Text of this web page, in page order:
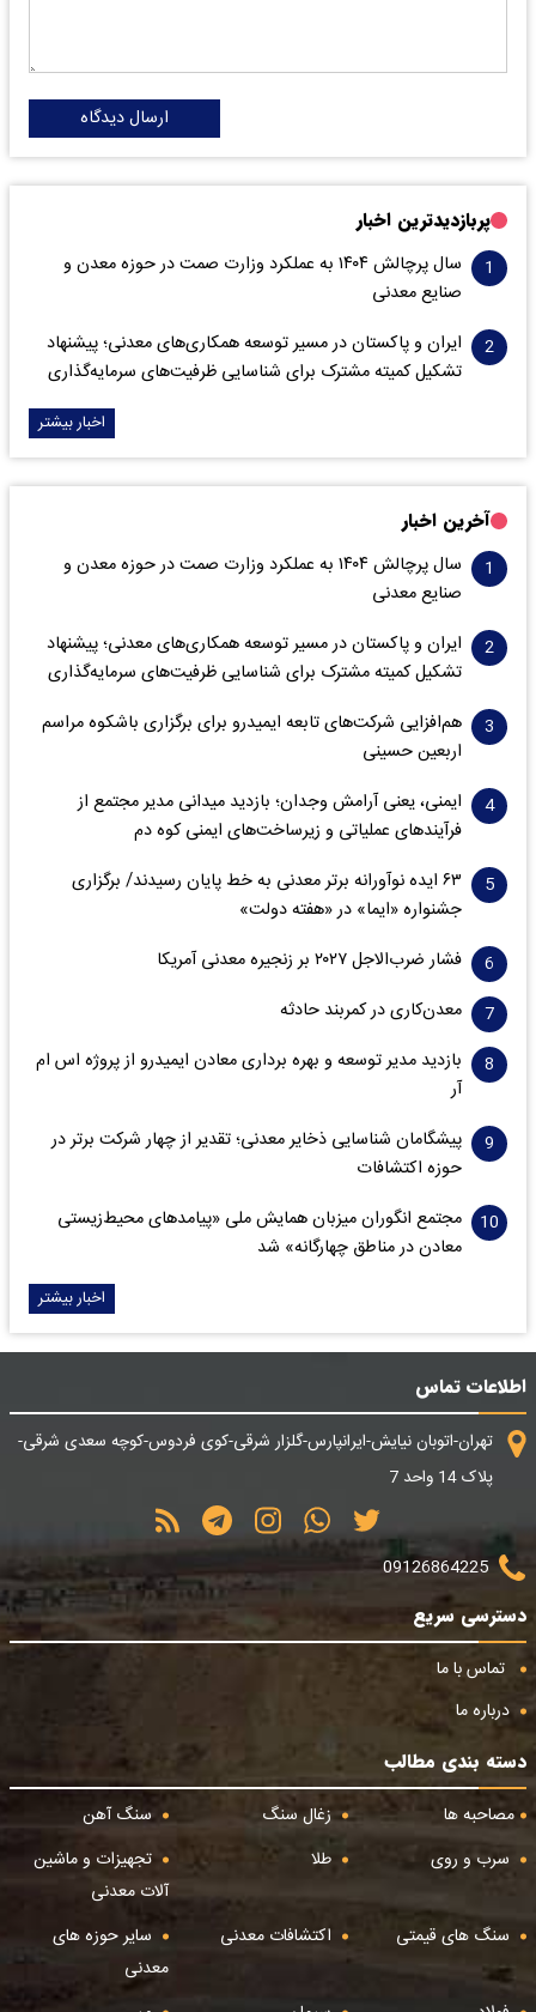
ارسال دیدگاه
پربازدیدترین اخبار
سال پرچالش ۱۴۰۴ به عملکرد وزارت صمت در حوزه معدن و
صنایع معدنی
ایران و پاکستان در مسیر توسعه همکاری‌های معدنی؛ پیشنهاد
تشکیل کمیته مشترک برای شناسایی ظرفیت‌های سرمایه‌گذاری
اخبار بیشتر
آخرین اخبار
سال پرچالش ۱۴۰۴ به عملکرد وزارت صمت در حوزه معدن و
صنایع معدنی
ایران و پاکستان در مسیر توسعه همکاری‌های معدنی؛ پیشنهاد
تشکیل کمیته مشترک برای شناسایی ظرفیت‌های سرمایه‌گذاری
هم‌افزایی شرکت‌های تابعه ایمیدرو برای برگزاری باشکوه مراسم
اربعین حسینی
ایمنی، یعنی آرامش وجدان؛ بازدید میدانی مدیر مجتمع از
فرآیندهای عملیاتی و زیرساخت‌های ایمنی کوه دم
۶۳ ایده نوآورانه برتر معدنی به خط پایان رسیدند/ برگزاری
جشنواره «ایما» در «هفته دولت»
فشار ضرب‌الاجل ۲۰۲۷ بر زنجیره معدنی آمریکا
معدن‌کاری در کمربند حادثه
بازدید مدیر توسعه و بهره برداری معادن ایمیدرو از پروژه اس ام
آر
پیشگامان شناسایی ذخایر معدنی؛ تقدیر از چهار شرکت برتر در
حوزه اکتشافات‌
مجتمع انگوران میزبان همایش ملی «پیامدهای محیط‌زیستی
معادن در مناطق چهارگانه» شد
اخبار بیشتر
اطلاعات تماس
تهران-اتوبان نیایش-ایرانپارس-گلزار شرقی-کوی فردوس-کوچه سعدی شرقی-
پلاک 14 واحد 7
09126864225
دسترسی سریع
تماس با ما
درباره ما
دسته بندی مطالب
مصاحبه ها
زغال سنگ
سنگ آهن
سرب و روی
طلا
تجهیزات و ماشین
آلات معدنی
سنگ های قیمتی
اکتشافات معدنی
سایر حوزه های
معدنی